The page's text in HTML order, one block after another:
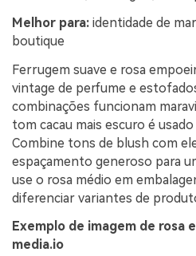
Melhor para: identidade de
boutique
Ferrugem suave e rosa
vintage de perfume e
combinações funcionam
tom cacau mais escuro é
Combine tons de blush com
espaçamento generoso para
use o rosa médio em
diferenciar variantes de
Exemplo de imagem de rosa
media.io